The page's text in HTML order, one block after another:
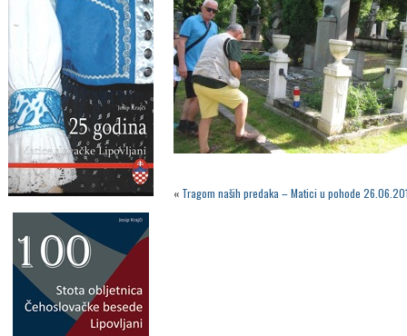
« Tragom naših predaka – Matici u pohode